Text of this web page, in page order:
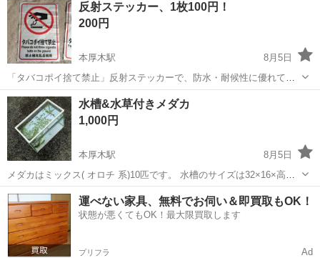
反射ステッカー、1枚100円！
200円
本厚木駅
8月5日
「タバコポイ捨て禁止」反射ステッカーで、防水・耐候性に優れてい
ます。夜間でも目立ちやすい反射素材を使用しており、電柱などに貼
り付けやすいポリ塩化ビニル製です。サイズは約20x30cm ※シワがあ
りますが、2枚セットで200円！
神奈川 厚木市 本厚木駅 その他
水槽&水草付きメダカ
1,000円
本厚木駅
8月5日
メダカはミックス( オロチ 系)10匹です。 水槽のサイズは32×16×高さ
24cmぐらい。 水草は アナカリスと浮き草です。
神奈川 厚木市 本厚木駅 家庭用品
運べない家具、無料でお伺い＆即買取もOK！
状態が悪くてもOK！最大限買取します
プリフラ Ad